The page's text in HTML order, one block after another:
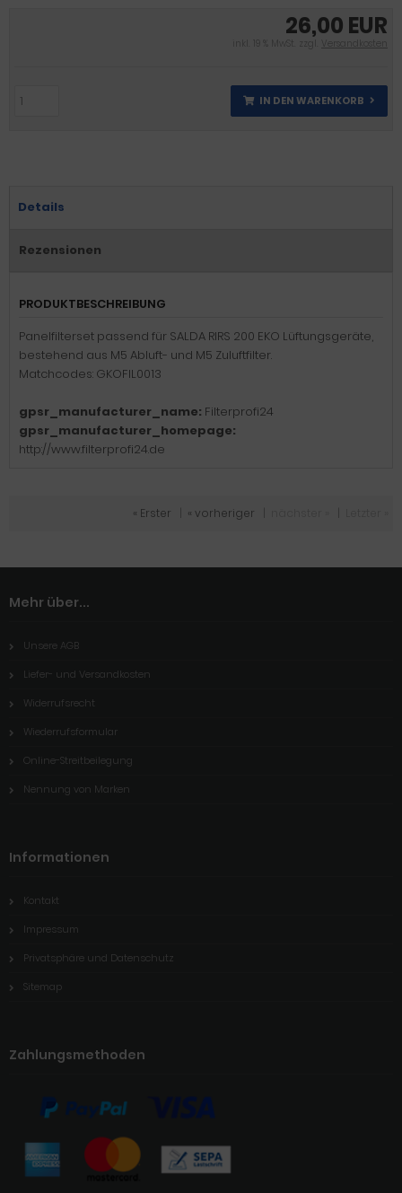
26,00 EUR
inkl. 19 % MwSt. zzgl. Versandkosten
IN DEN WARENKORB
Details
Rezensionen
PRODUKTBESCHREIBUNG
Panelfilterset passend für SALDA RIRS 200 EKO Lüftungsgeräte,
bestehend aus M5 Abluft- und M5 Zuluftfilter.
Matchcodes: GKOFIL0013
gpsr_manufacturer_name: Filterprofi24
gpsr_manufacturer_homepage:
http://www.filterprofi24.de
« Erster « vorheriger
Mehr über...
Unsere AGB
Liefer- und Versandkosten
Widerrufsrecht
Wiederrufsformular
Online-Streitbeilegung
Nennung von Marken
Informationen
Kontakt
Impressum
Privatsphäre und Datenschutz
Sitemap
Zahlungsmethoden